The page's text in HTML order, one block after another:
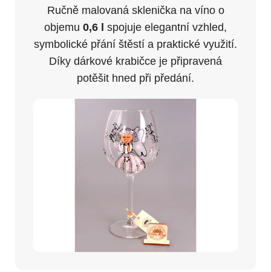
Ručně malovaná sklenička na víno o
objemu 0,6 l spojuje elegantní vzhled,
symbolické přání štěstí a praktické využití.
Díky dárkové krabičce je připravená
potěšit hned při předání.